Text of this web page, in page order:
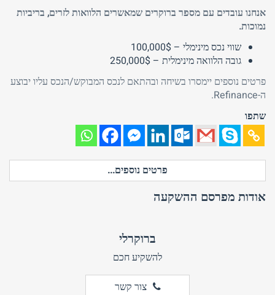
אנחנו עובדים עם מספר ברוקרים שמאשרים הלוואות לזרים, בריביות
נמוכות.
שווי נכס מינימלי – 100,000$
גובה הלוואה מינימלית – 250,000$
פרטים נוספים יימסרו בשיחה ובהתאם לנכס המבוקש/הנכס עליו יבוצע
ה-Refinance.
שתפו
פרטים נוספים...
אודות מפרסם ההשקעה
ברוקרלי
להשקיע חכם
צור קשר